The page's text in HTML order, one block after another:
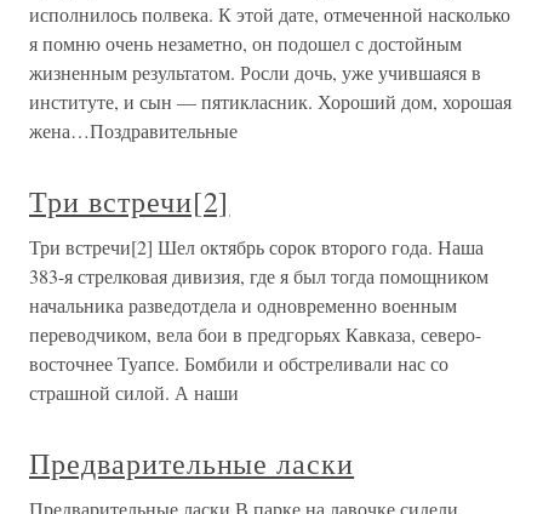
исполнилось полвека. К этой дате, отмеченной насколько
я помню очень незаметно, он подошел с достойным
жизненным результатом. Росли дочь, уже учившаяся в
институте, и сын — пятикласник. Хороший дом, хорошая
жена…Поздравительные
Три встречи[2]
Три встречи[2] Шел октябрь сорок второго года. Наша
383-я стрелковая дивизия, где я был тогда помощником
начальника разведотдела и одновременно военным
переводчиком, вела бои в предгорьях Кавказа, северо-
восточнее Туапсе. Бомбили и обстреливали нас со
страшной силой. А наши
Предварительные ласки
Предварительные ласки В парке на лавочке сидели